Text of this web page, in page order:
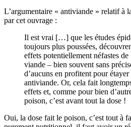
L’argumentaire « antiviande » relatif à
par cet ouvrage :
Il est vrai […] que les études
toujours plus poussées,
effets potentiellement néfastes
viande – bien souvent sans
d’aucuns en profitent pour étayer
antiviande. Or, cela fait
effets et, comme pour bien
poison, c’est avant tout la dose !
Oui, la dose fait le poison, c’est tout à